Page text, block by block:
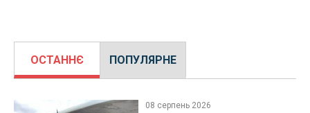
ОСТАННЄ ПОПУЛЯРНЕ
08 серпень 2026